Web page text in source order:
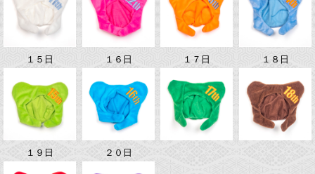
１５日 １６日 １７日 １８日
１９日 ２０日